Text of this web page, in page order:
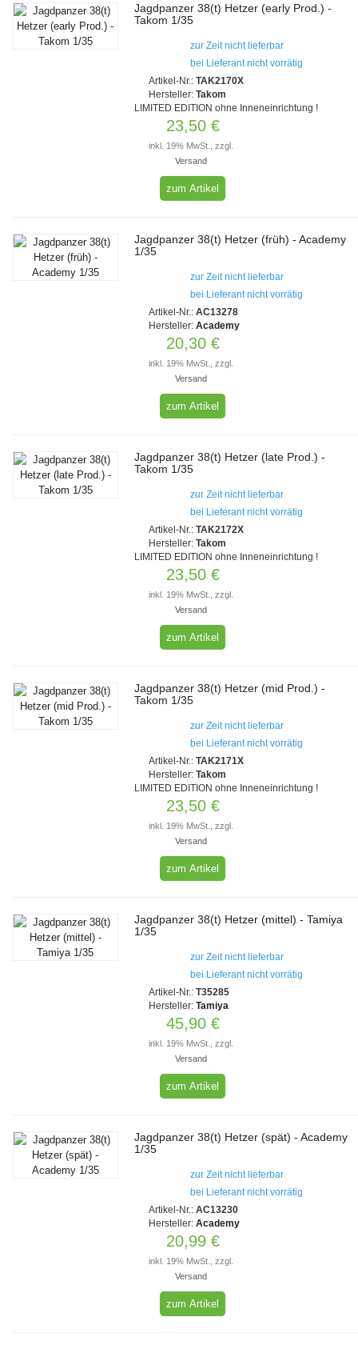
Jagdpanzer 38(t) Hetzer (early Prod.) -
Takom 1/35
zur Zeit nicht lieferbar
bei Lieferant nicht vorrätig
Artikel-Nr.: TAK2170X
Hersteller: Takom
LIMITED EDITION ohne Inneneinrichtung !
23,50 €
inkl. 19% MwSt., zzgl.
Versand
zum Artikel
Jagdpanzer 38(t) Hetzer (früh) - Academy
1/35
zur Zeit nicht lieferbar
bei Lieferant nicht vorrätig
Artikel-Nr.: AC13278
Hersteller: Academy
20,30 €
inkl. 19% MwSt., zzgl.
Versand
zum Artikel
Jagdpanzer 38(t) Hetzer (late Prod.) -
Takom 1/35
zur Zeit nicht lieferbar
bei Lieferant nicht vorrätig
Artikel-Nr.: TAK2172X
Hersteller: Takom
LIMITED EDITION ohne Inneneinrichtung !
23,50 €
inkl. 19% MwSt., zzgl.
Versand
zum Artikel
Jagdpanzer 38(t) Hetzer (mid Prod.) -
Takom 1/35
zur Zeit nicht lieferbar
bei Lieferant nicht vorrätig
Artikel-Nr.: TAK2171X
Hersteller: Takom
LIMITED EDITION ohne Inneneinrichtung !
23,50 €
inkl. 19% MwSt., zzgl.
Versand
zum Artikel
Jagdpanzer 38(t) Hetzer (mittel) - Tamiya
1/35
zur Zeit nicht lieferbar
bei Lieferant nicht vorrätig
Artikel-Nr.: T35285
Hersteller: Tamiya
45,90 €
inkl. 19% MwSt., zzgl.
Versand
zum Artikel
Jagdpanzer 38(t) Hetzer (spät) - Academy
1/35
zur Zeit nicht lieferbar
bei Lieferant nicht vorrätig
Artikel-Nr.: AC13230
Hersteller: Academy
20,99 €
inkl. 19% MwSt., zzgl.
Versand
zum Artikel